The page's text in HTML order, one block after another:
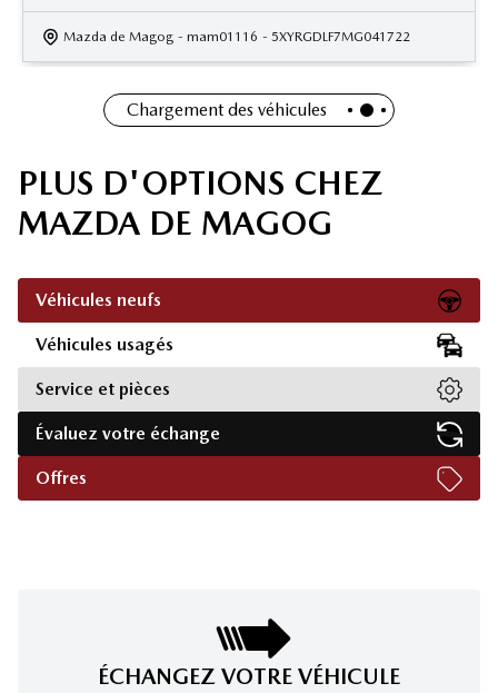
Mazda de Magog - mam01116 - 5XYRGDLF7MG041722
Chargement des véhicules
PLUS D'OPTIONS CHEZ
MAZDA DE MAGOG
Véhicules neufs
Véhicules usagés
Service et pièces
Évaluez votre échange
Offres
ÉCHANGEZ VOTRE VÉHICULE